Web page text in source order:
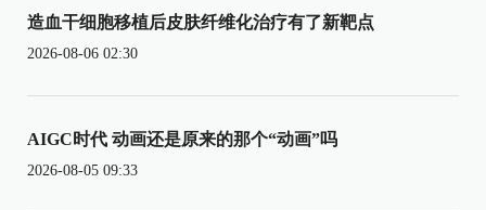
造血干细胞移植后皮肤纤维化治疗有了新靶点
2026-08-06 02:30
AIGC时代 动画还是原来的那个“动画”吗
2026-08-05 09:33